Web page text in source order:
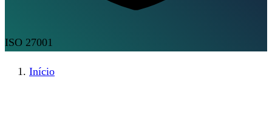
ISO 27001
Início